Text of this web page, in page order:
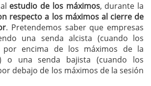
estudio de los máximos, durante la
respecto a los máximos al cierre de
. Pretendemos saber que empresas
una senda alcista (cuando los
por encima de los máximos de la
o una senda bajista (cuando los
debajo de los máximos de la sesión